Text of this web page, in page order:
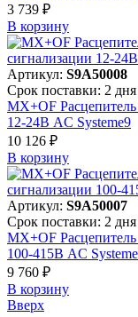
3 739 ₽
В корзинy
Артикул: S9A50008
Срок поставки: 2 дня
MX+OF
12-24В AC Systeme9
10 126 ₽
В корзинy
Артикул: S9A50007
Срок поставки: 2 дня
MX+OF
100-415В AC
9 760 ₽
В корзинy
Вверх